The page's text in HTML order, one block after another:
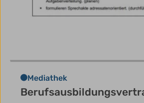
Mediathek